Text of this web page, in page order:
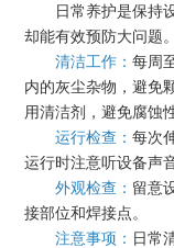
日常养护是保持设
却能有效预防大问题。
清洁工作：每周
内的灰尘杂物，避免
用清洁剂，避免腐蚀
运行检查：每次
运行时注意听设备声
外观检查： 留意
接部位和焊接点。
注意事项： 日常